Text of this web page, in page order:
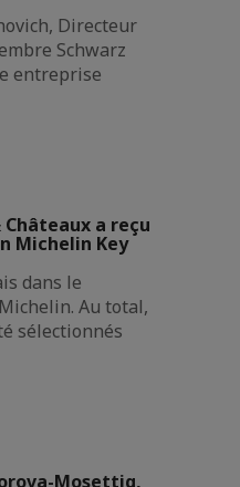
Directeur
Schwarz
entreprise
Châteaux a reçu
Michelin Key
dans le
Au total,
sélectionnés
Mosettig,